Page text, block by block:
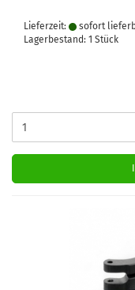
Lieferzeit: sofort
Lagerbestand: 1 Stück